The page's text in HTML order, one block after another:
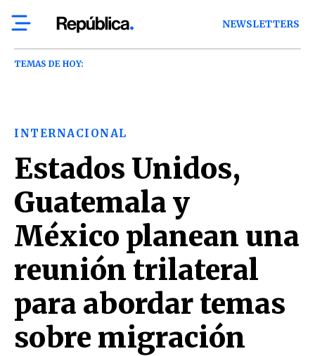
NEWSLETTERS
TEMAS DE HOY:
INTERNACIONAL
Estados Unidos,
Guatemala y
México planean una
reunión trilateral
para abordar temas
sobre migración